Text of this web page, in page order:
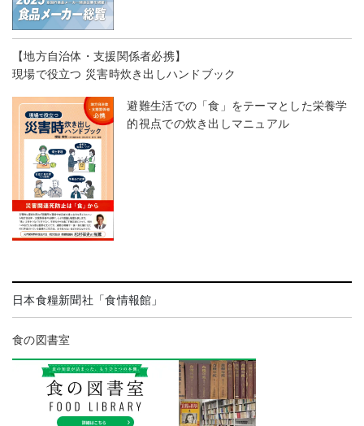
【地方自治体・支援関係者必携】
現場で役立つ 災害時炊き出しハンドブック
避難生活での「食」をテーマとした栄養学
的視点での炊き出しマニュアル
日本食糧新聞社「食情報館」
食の図書室